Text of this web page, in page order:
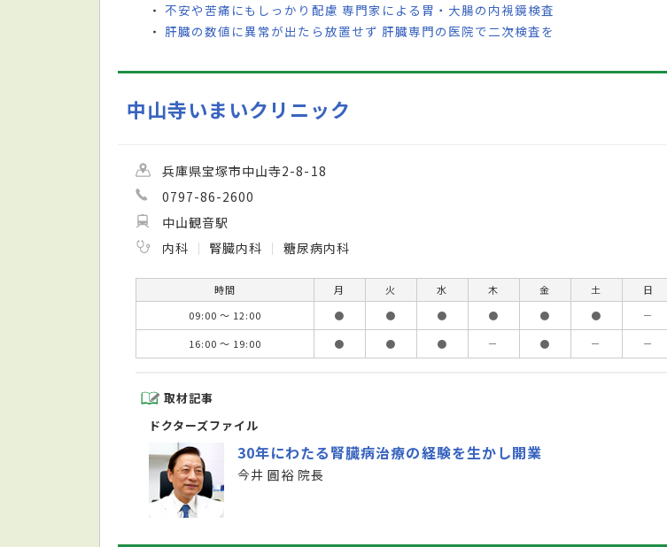
・ 不安や苦痛にもしっかり配慮 専門家による胃・大腸の内視鏡検査
・ 肝臓の数値に異常が出たら放置せず 肝臓専門の医院で二次検査を
中山寺いまいクリニック
兵庫県宝塚市中山寺2-8-18
0797-86-2600
中山観音駅
内科
腎臓内科 糖尿病内科
時間 月 火 水 木 金 土 日
09:00 ～ 12:00
● ● ● ● ● ● －
16:00 ～ 19:00
● ● ● － ● － －
取材記事
ドクターズファイル
30年にわたる腎臓病治療の経験を生かし開業
今井 圓裕 院長